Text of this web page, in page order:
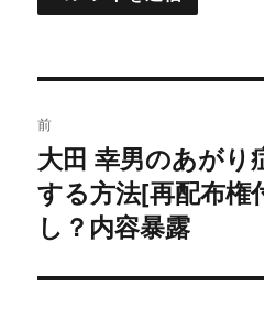
稿
ナ
ビ
ゲ
前
過
去
の
投
稿:
大田 幸男のあがり
する方法[再配布権
し？内容暴露